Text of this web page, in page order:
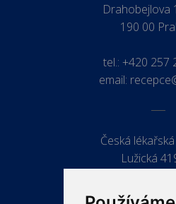
Drahobejlova
190 00
tel.: +420 257
email:
Česká
Lužická